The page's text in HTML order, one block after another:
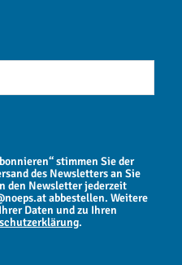
stimmen Sie der
des Newsletters an Sie
den Newsletter jederzeit
abbestellen. Weitere
Daten und zu Ihren
.